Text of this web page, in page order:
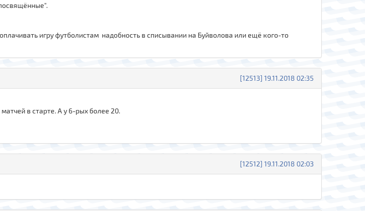
игру футболистам надобность в списывании на Буйволова или ещё кого-то
[12513] 19.11.2018 02:35
в старте. А у 6-рых более 20.
[12512] 19.11.2018 02:03